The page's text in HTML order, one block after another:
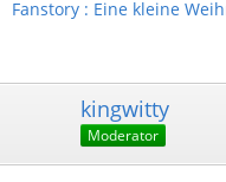
Fanstory : Eine kleine
kingwitty
Moderator